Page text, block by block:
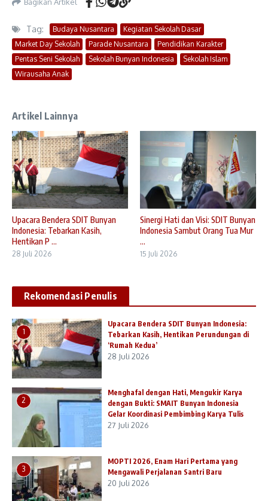
Tag: Budaya Nusantara
Kegiatan Sekolah Dasar
Market Day Sekolah
Parade Nusantara
Pendidikan Karakter
Pentas Seni Sekolah
Sekolah Bunyan Indonesia
Sekolah Islam
Wirausaha Anak
Artikel Lainnya
Upacara Bendera SDIT Bunyan
Indonesia: Tebarkan Kasih,
Hentikan P ...
28 Juli 2026
Sinergi Hati dan Visi: SDIT Bunyan
Indonesia Sambut Orang Tua Mur
...
15 Juli 2026
Rekomendasi Penulis
1
Upacara Bendera SDIT Bunyan Indonesia:
Tebarkan Kasih, Hentikan Perundungan di
‘Rumah Kedua’
28 Juli 2026
2
Menghafal dengan Hati, Mengukir Karya
dengan Bukti: SMAIT Bunyan Indonesia
Gelar Koordinasi Pembimbing Karya Tulis
27 Juli 2026
3
MOPTI 2026, Enam Hari Pertama yang
Mengawali Perjalanan Santri Baru
20 Juli 2026